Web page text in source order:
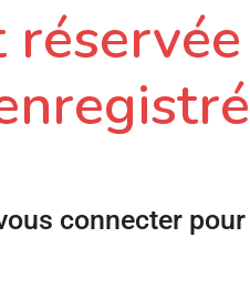
connecter